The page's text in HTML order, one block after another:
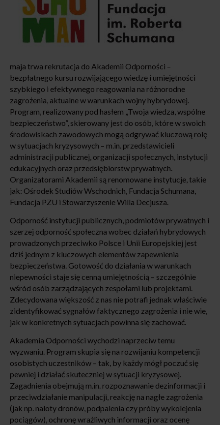
maja trwa rekrutacja do Akademii Odporności –
bezpłatnego kursu rozwijającego wiedzę i umiejętności
szybkiego i efektywnego reagowania na różnorodne
zagrożenia, aktualne w warunkach wojny hybrydowej.
Program, realizowany pod hasłem „Twoja wiedza, wspólne
bezpieczeństwo”, skierowany jest do osób, które w swoich
środowiskach zawodowych mogą odgrywać kluczową rolę
w sytuacjach kryzysowych – m.in. przedstawicieli
administracji publicznej, organizacji społecznych, instytucji
edukacyjnych oraz przedsiębiorstw prywatnych.
Organizatorami Akademii są renomowane instytucje, takie
jak: Ośrodek Studiów Wschodnich, Fundacja Schumana,
Fundacja PZU i Stowarzyszenie Willa Decjusza.
Odporność instytucji publicznych, podmiotów prywatnych i
szerzej odporność społeczna wobec działań hybrydowych
prowadzonych przeciwko Polsce i Unii Europejskiej jest
dziś jednym z kluczowych elementów zapewnienia
bezpieczeństwa. Gotowość do działania w warunkach
niepewności staje się cenną umiejętnością – szczególnie
wśród osób zarządzających zespołami lub projektami.
Zdecydowana większość z nas nie potrafi jednak właściwie
zidentyfikować sygnałów faktycznego zagrożenia i nie wie,
jak w konkretnych sytuacjach powinna się zachować.
Akademia Odporności wychodzi naprzeciw temu
wyzwaniu. Program skupia się na rozwijaniu kompetencji
osobistych uczestników – tak, by każdy mógł poczuć się
pewniej i działać skuteczniej w sytuacji kryzysowej.
Zagadnienia obejmują m.in. rozpoznawanie dezinformacji i
przeciwdziałanie manipulacji, reakcję na nagłe zagrożenia
(jak np. naloty dronów, podpalenia czy próby wykolejenia
pociągów), ochronę wrażliwych informacji oraz ocenę